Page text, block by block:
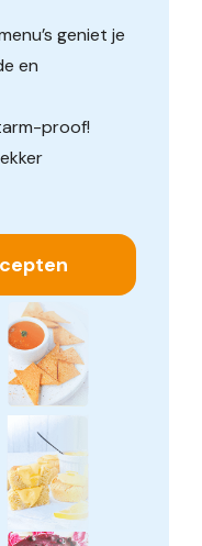
geniet je
en
proof!